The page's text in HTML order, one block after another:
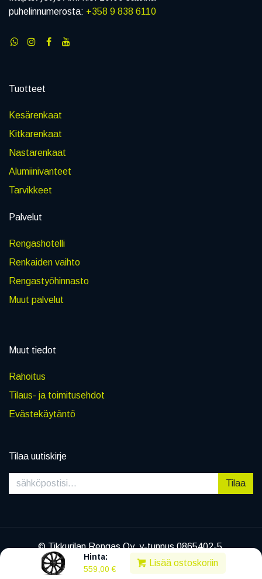
Hinta:
559,00 €
Lisää ostoskoriin
puhelinnumerosta: +358 9 838 6110
Tuotteet
Kesärenkaat
Kitkarenkaat
Nastarenkaat
Alumiinivanteet
Tarvikkeet
Palvelut
Rengashotelli
Renkaiden vaihto
Rengastyöhinnasto
Muut palvelut
Muut tiedot
Rahoitus
Tilaus- ja toimitusehdot
Evästekäytäntö
Tilaa uutiskirje
Tilaa
© Tikkurilan Rengas Oy, y-tunnus 0865402-5
|Tietosuojaseloste